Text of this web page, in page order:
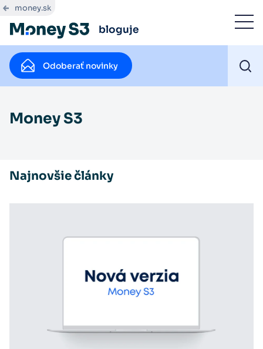
money.sk
bloguje
Odoberať novinky
Money S3
Najnovšie články